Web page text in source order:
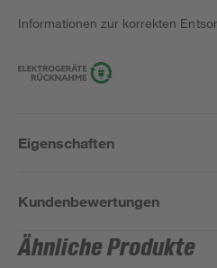
Informationen zur korrekten
Eigenschaften
Kundenbewertungen
Ähnliche Produkte